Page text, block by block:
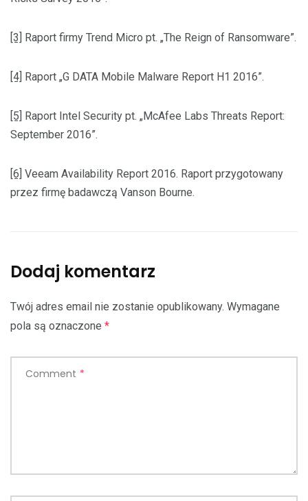
[3] Raport firmy Trend Micro pt. „The Reign of Ransomware”.
[4] Raport „G DATA Mobile Malware Report H1 2016”.
[5] Raport Intel Security pt. „McAfee Labs Threats Report:
September 2016”.
[6] Veeam Availability Report 2016. Raport przygotowany
przez firmę badawczą Vanson Bourne.
Dodaj komentarz
Twój adres email nie zostanie opublikowany. Wymagane
pola są oznaczone *
Comment *